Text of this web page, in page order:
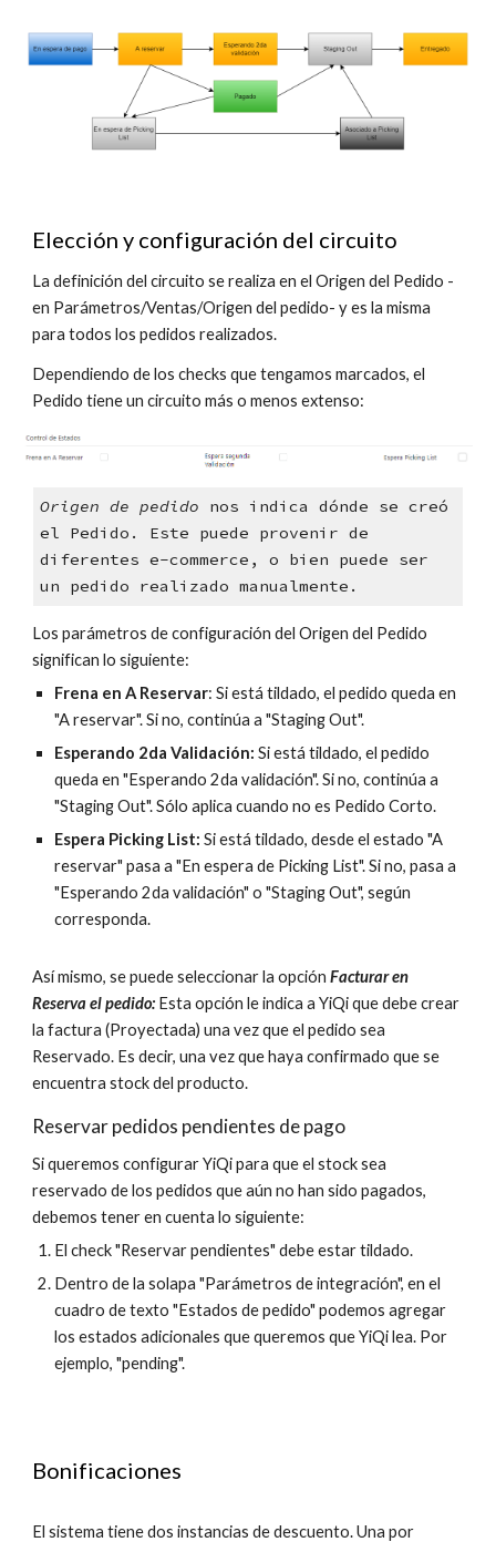
Elección y configuración del circuito
La definición del circuito se realiza en el Origen del Pedido -
en Parámetros/Ventas/Origen del pedido- y es la misma
para todos los pedidos realizados.
Dependiendo de los checks que tengamos marcados, el
Pedido tiene un circuito más o menos extenso:
Origen de pedido nos indica dónde se creó
el Pedido. Este puede provenir de
diferentes e-commerce, o bien puede ser
un pedido realizado manualmente.
Los parámetros de configuración del Origen del Pedido
significan lo siguiente:
Frena en A Reservar: Si está tildado, el pedido queda en
"A reservar". Si no, continúa a "Staging Out".
Esperando 2da Validación:Si está tildado, el pedido
queda en "Esperando 2da validación". Si no, continúa a
"Staging Out". Sólo aplica cuando no es Pedido Corto.
Espera Picking List: Si está tildado, desde el estado "A
reservar" pasa a "En espera de Picking List". Si no, pasa a
"Esperando 2da validación" o "Staging Out", según
corresponda.
Así mismo, se puede seleccionar la opciónFacturar en
Reserva el pedido: Esta opción le indica a YiQi que debe crear
la factura (Proyectada) una vez que el pedido sea
Reservado. Es decir, una vez que haya confirmado que se
encuentra stock del producto.
Reservar pedidos pendientes de pago
Si queremos configurar YiQi para que el stock sea
reservado de los pedidos que aún no han sido pagados,
debemos tener en cuenta lo siguiente:
El check "Reservar pendientes" debe estar tildado.
Dentro de la solapa "Parámetros de integración", en el
cuadro de texto "Estados de pedido" podemos agregar
los estados adicionales que queremos que YiQi lea. Por
ejemplo, "pending".
Bonificaciones
El sistema tiene dos instancias de descuento. Una por